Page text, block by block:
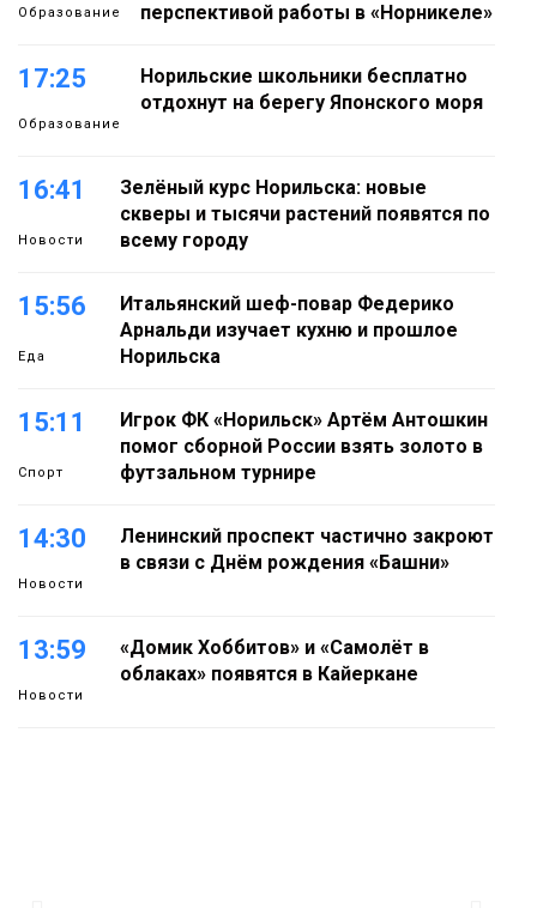
Образование
перспективой работы в «Норникеле»
17:25
Образование
Норильские школьники бесплатно
отдохнут на берегу Японского моря
16:41
Новости
Зелёный курс Норильска: новые
скверы и тысячи растений появятся по
всему городу
15:56
Еда
Итальянский шеф-повар Федерико
Арнальди изучает кухню и прошлое
Норильска
15:11
Спорт
Игрок ФК «Норильск» Артём Антошкин
помог сборной России взять золото в
футзальном турнире
14:30
Новости
Ленинский проспект частично закроют
в связи с Днём рождения «Башни»
13:59
Новости
«Домик Хоббитов» и «Самолёт в
облаках» появятся в Кайеркане